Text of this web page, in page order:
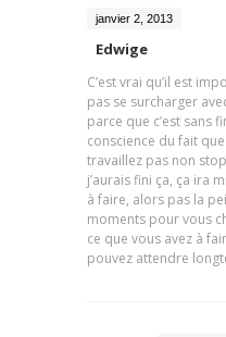
janvier 2, 2013
Edwige
C’est vrai qu’il est
pas se surcharger
parce que c’est sans
conscience du fait
travaillez pas non
j’aurais fini ça, ça ira
à faire, alors pas la
moments pour vous
ce que vous avez à
pouvez attendre